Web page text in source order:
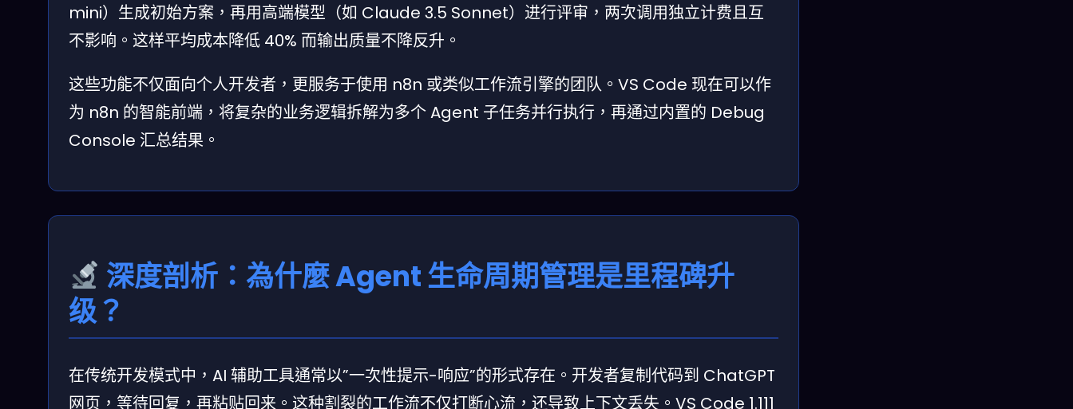
mini）生成初始方案，再用高端模型（如 Claude 3.5 Sonnet）进行评审，两次调用独立计费且互
不影响。这样平均成本降低 40% 而输出质量不降反升。
这些功能不仅面向个人开发者，更服务于使用 n8n 或类似工作流引擎的团队。VS Code 现在可以作
为 n8n 的智能前端，将复杂的业务逻辑拆解为多个 Agent 子任务并行执行，再通过内置的 Debug
Console 汇总结果。
深度剖析：為什麼 Agent 生命周期管理是里程碑升
级？
在传统开发模式中，AI 辅助工具通常以”一次性提示-响应”的形式存在。开发者复制代码到 ChatGPT
网页，等待回复，再粘贴回来。这种割裂的工作流不仅打断心流，还导致上下文丢失。VS Code 1.111